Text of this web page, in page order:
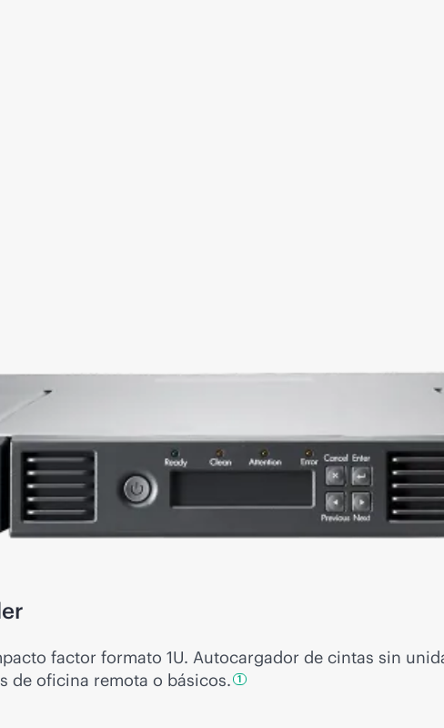
factor formato 1U. Autocargador de cintas sin
de oficina remota o básicos. 1